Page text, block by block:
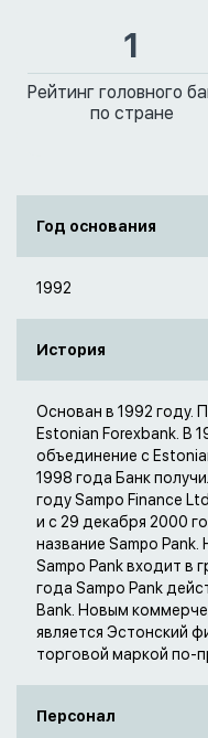
1
Рейтинг головного
по стране
Год основания
1992
История
Основан в 1992 году.
Estonian Forexbank. В
объединение с
1998 года Банк
году Sampo Finance
и с 29 декабря 2000
название Sampo
Sampo Pank входит в
года Sampo Pank
Bank. Новым
является Эстонский
торговой маркой по-
Персонал